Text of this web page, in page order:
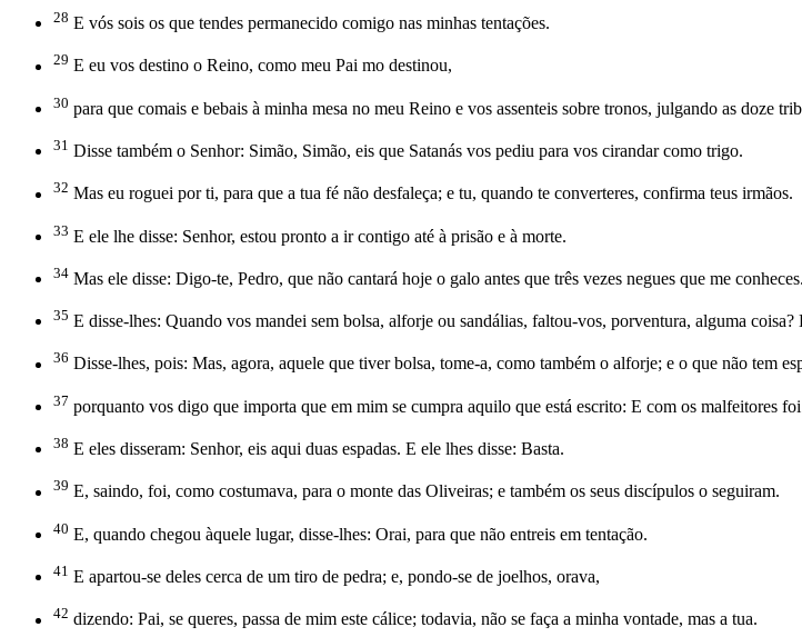
28 E vós sois os que tendes permanecido comigo nas minhas tentações.
29 E eu vos destino o Reino, como meu Pai mo destinou,
30 para que comais e bebais à minha mesa no meu Reino e vos assenteis sobre tronos, julgando as doze
31 Disse também o Senhor: Simão, Simão, eis que Satanás vos pediu para vos cirandar como trigo.
32 Mas eu roguei por ti, para que a tua fé não desfaleça; e tu, quando te converteres, confirma teus irmãos.
33 E ele lhe disse: Senhor, estou pronto a ir contigo até à prisão e à morte.
34 Mas ele disse: Digo-te, Pedro, que não cantará hoje o galo antes que três vezes negues que me conheces.
35 E disse-lhes: Quando vos mandei sem bolsa, alforje ou sandálias, faltou-vos, porventura, alguma coisa?
36 Disse-lhes, pois: Mas, agora, aquele que tiver bolsa, tome-a, como também o alforje; e o que não tem
37 porquanto vos digo que importa que em mim se cumpra aquilo que está escrito: E com os malfeitores
38 E eles disseram: Senhor, eis aqui duas espadas. E ele lhes disse: Basta.
39 E, saindo, foi, como costumava, para o monte das Oliveiras; e também os seus discípulos o seguiram.
40 E, quando chegou àquele lugar, disse-lhes: Orai, para que não entreis em tentação.
41 E apartou-se deles cerca de um tiro de pedra; e, pondo-se de joelhos, orava,
42 dizendo: Pai, se queres, passa de mim este cálice; todavia, não se faça a minha vontade, mas a tua.